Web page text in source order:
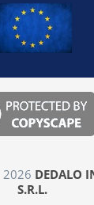
2026 DEDALO
S.R.L.